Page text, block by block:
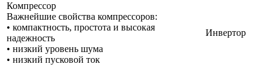
Компрессор
Важнейшие свойства компрессоров:
• компактность, простота и высокая
надежность
• низкий уровень шума
• низкий пусковой ток
Инвертор